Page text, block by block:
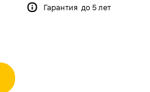
Гарантия до 5 лет